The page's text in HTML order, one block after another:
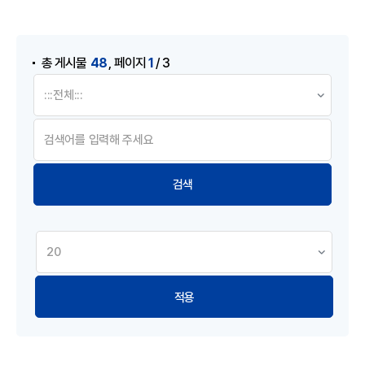
총 게시물 48 ,페이지1/ 3
적용